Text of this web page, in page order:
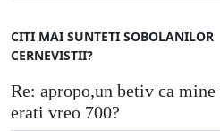
CITI MAI SUNTETI SOBOLANILOR
CERNEVISTII?
Re: apropo,un betiv ca mine
erati vreo 700?